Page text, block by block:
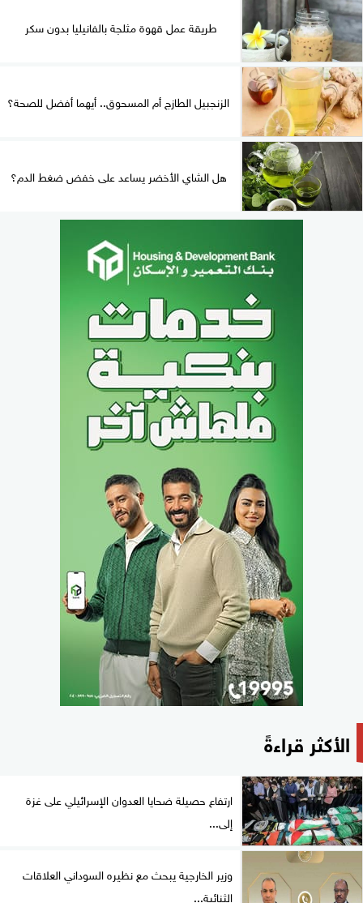
طريقة عمل قهوة مثلجة بالفانيليا بدون سكر
الزنجبيل الطازج أم المسحوق.. أيهما أفضل للصحة؟
هل الشاي الأخضر يساعد على خفض ضغط الدم؟
الأكثر قراءةً
ارتفاع حصيلة ضحايا العدوان الإسرائيلي على غزة
إلى...
وزير الخارجية يبحث مع نظيره السوداني العلاقات
الثنائية...